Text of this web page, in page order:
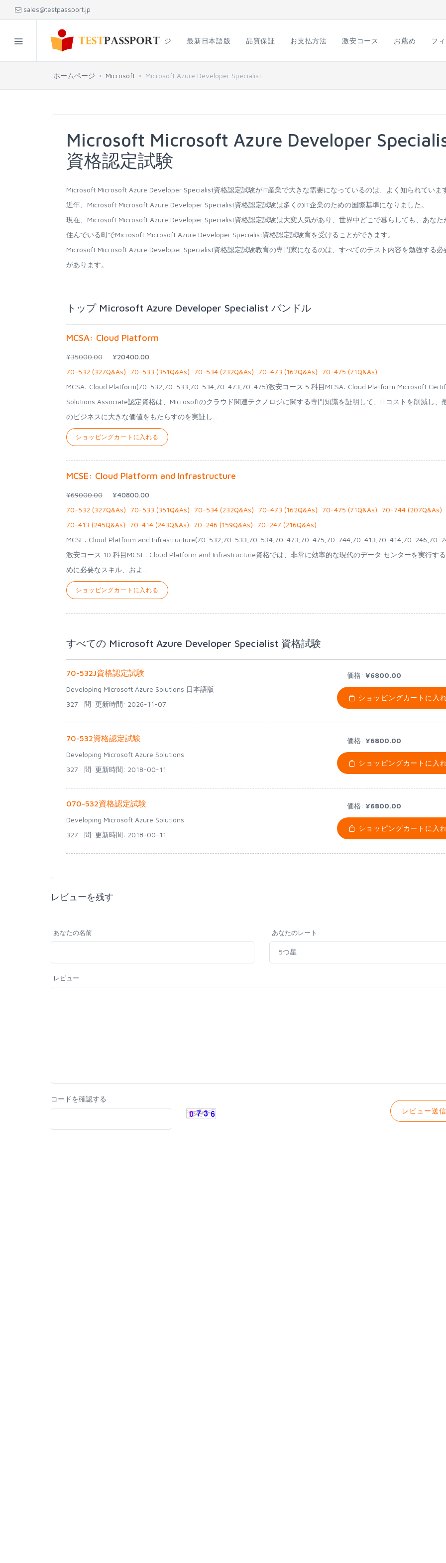
sales@testpassport.jp
ホームページ 最新日本語版 品質保証 お支払方法 激安コース お薦め フ
ホームページ Microsoft Microsoft Azure Developer Specialist
Microsoft Microsoft Azure Developer
資格認定試験
Microsoft Microsoft Azure Developer Specialist資格認定試験がIT産業で大きな需要になっているのは、よく知られていま
近年、Microsoft Microsoft Azure Developer Specialist資格認定試験は多くのIT企業のための国際基準になりました。
現在、Microsoft Microsoft Azure Developer Specialist資格認定試験は大変人気があり、世界中どこで暮らしても、あなた
住んでいる町でMicrosoft Microsoft Azure Developer Specialist資格認定試験育を受けることができます。
Microsoft Microsoft Azure Developer Specialist資格認定試験教育の専門家になるのは、すべてのテスト内容を勉強する必
があります。
トップ Microsoft Azure Developer Specialist バンドル
MCSA: Cloud Platform
¥35000.00
¥20400.00
70-532 (327Q&As) 70-533 (351Q&As) 70-534 (232Q&As) 70-473 (162Q&As) 70-475 (71Q&As)
MCSA: Cloud Platform(70-532,70-533,70-534,70-473,70-475)激安コース 5 科目MCSA: Cloud Platform Microsoft
Solutions Associate認定資格は、Microsoftのクラウド関連テクノロジに関する専門知識を証明して、ITコストを削減し、
のビジネスに大きな価値をもたらすのを実証し...
ショッピングカートに入れる
MCSE: Cloud Platform and Infrastructure
¥69000.00
¥40800.00
70-532 (327Q&As) 70-533 (351Q&As) 70-534 (232Q&As) 70-473 (162Q&As) 70-475 (71Q&As) 70-744 (207Q&As)
70-413 (245Q&As) 70-414 (243Q&As) 70-246 (159Q&As) 70-247 (216Q&As)
MCSE: Cloud Platform and Infrastructure(70-532,70-533,70-534,70-473,70-475,70-744,70-413,70-414,70-246,70-
激安コース 10 科目MCSE: Cloud Platform and Infrastructure資格では、非常に効率的な現代のデータ センターを実行す
めに必要なスキル、およ...
ショッピングカートに入れる
すべての Microsoft Azure Developer Specialist 資格試験
70-532J資格認定試験
Developing Microsoft Azure Solutions 日本語版
327 問 更新時間: 2026-11-07
価格: ¥6800.00
ショッピングカートに入
70-532資格認定試験
Developing Microsoft Azure Solutions
327 問 更新時間: 2018-00-11
価格: ¥6800.00
ショッピングカートに入
070-532資格認定試験
Developing Microsoft Azure Solutions
327 問 更新時間: 2018-00-11
価格: ¥6800.00
ショッピングカートに入
レビューを残す
あなたの名前 あなたのレート
レビュー
コードを確認する